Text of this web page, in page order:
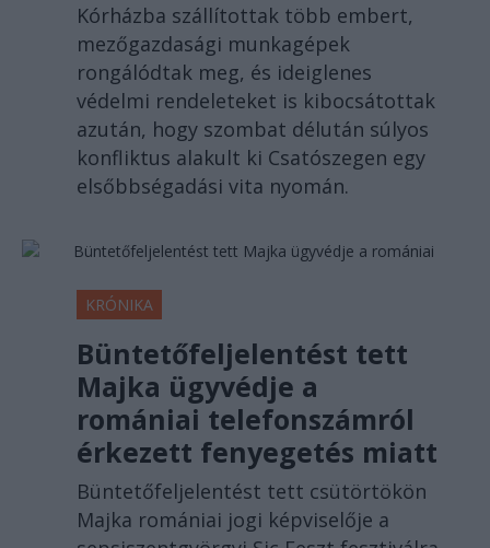
Kórházba szállítottak több embert,
mezőgazdasági munkagépek
rongálódtak meg, és ideiglenes
védelmi rendeleteket is kibocsátottak
azután, hogy szombat délután súlyos
konfliktus alakult ki Csatószegen egy
elsőbbségadási vita nyomán.
KRÓNIKA
Büntetőfeljelentést tett
Majka ügyvédje a
romániai telefonszámról
érkezett fenyegetés miatt
Büntetőfeljelentést tett csütörtökön
Majka romániai jogi képviselője a